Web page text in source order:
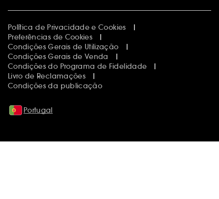
Política de Privacidade e Cookies
Preferências de Cookies
Condições Gerais de Utilização
Condições Gerais de Venda
Condições do Programa de Fidelidade
Livro de Reclamações
Condições da publicação
Portugal